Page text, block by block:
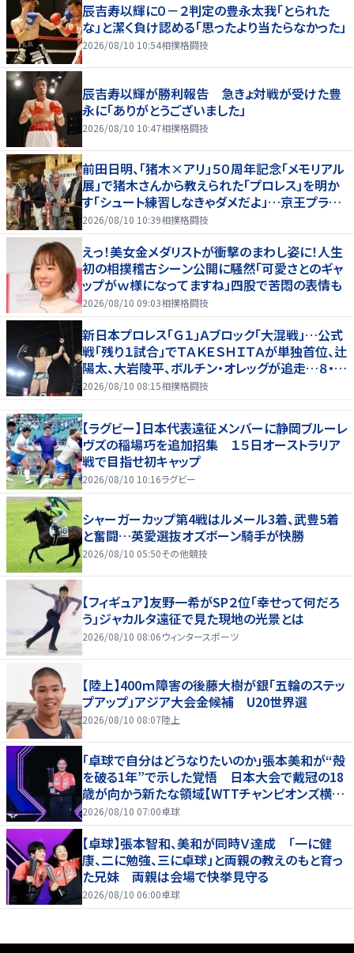
辰吉寿以輝に０－２判定の豊永太我「とられた
な」と潔く負け認める「思ったより当たらなかった」
2026/08/10 10:54相撲格闘技
辰吉寿以輝が勝利報告 急きょ対戦が受けた豊
永に「ありがとうございました」
2026/08/10 10:47相撲格闘技
前田日明、「猪木×アリ」５０周年記念「メモリアル
展」で猪木さんから教えられた「プロレス」を明か
す「シュート練習しなきゃダメだよ」…京王プラザ
ホテルで３１日まで
2026/08/10 10:39相撲格闘技
えっ！美女金メダリストが衝撃のまわし姿に！人生
初の相撲稽古シーン公開に騒然「可愛さとのギャ
ップがｗ様になってますね」四股で苦悶の表情も
2026/08/10 09:03相撲格闘技
新日本プロレス「Ｇ１」Ａブロック「大混戦」…公式
戦「残り１試合」でＴＡＫＥＳＨＩＴＡが単独首位、辻
陽太、大岩陵平、ボルチン・オレッグが追走…８・９
群馬全成績
2026/08/10 08:15相撲格闘技
【ラグビー】日本代表遠征メンバーに静岡ブルーレ
ヴズの稲場巧を追加招集 １５日オーストラリア
戦で目指せ初キャップ
2026/08/10 10:16ラグビー
シャーガーカップ第4戦はルメール3着、武豊5着
と奮闘…英愛選抜オズボーン騎手が快勝
2026/08/10 05:50その他競技
【フィギュア】友野一希がSP２位「幸せって何だろ
う」ジャカルタ遠征で見た現地の光景とは
2026/08/10 08:06ウィンタースポーツ
【陸上】400ｍ障害の後藤大樹が銀「五輪のステッ
プアップ」アジア大会金候補 U20世界選
2026/08/10 08:07陸上
「卓球で自分はどうなりたいのか」張本美和が“殻
を破る1年”で示した覚悟 日本大会で戴冠の18
歳が向かう新たな領域【WTTチャンピオンズ横浜
2026】
2026/08/10 07:00卓球
【卓球】張本智和、美和が同時Ｖ達成 「一に健
康、二に勉強、三に卓球」と両親の教えのもと育っ
た兄妹 両親は会場で快挙見守る
2026/08/10 06:00卓球